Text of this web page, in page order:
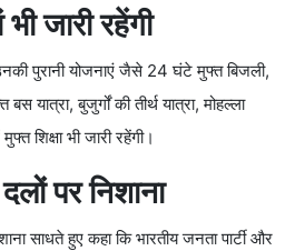
भी जारी रहेंगी
पुरानी योजनाएं जैसे 24 घंटे मुफ्त बिजली,
यात्रा, बुजुर्गों की तीर्थ यात्रा, मोहल्ला
शिक्षा भी जारी रहेंगी।
पर निशाना
साधते हुए कहा कि भारतीय जनता पार्टी और